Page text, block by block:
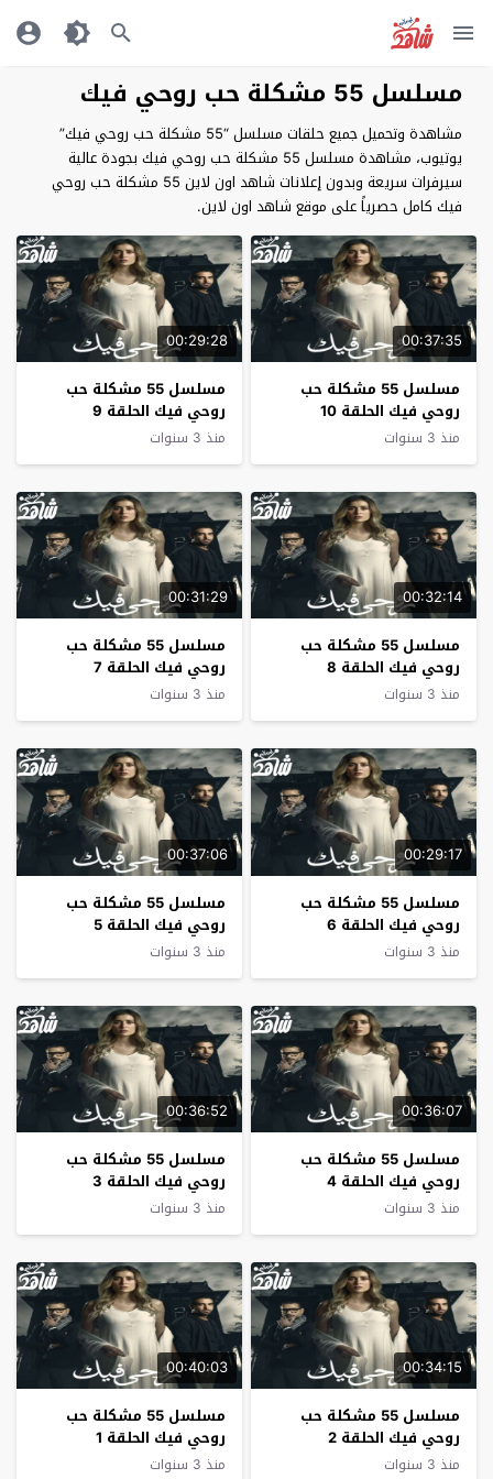
مسلسل 55 مشكلة حب روحي فيك
مشاهدة وتحميل جميع حلقات مسلسل “55 مشكلة حب روحي فيك”
يوتيوب، مشاهدة مسلسل 55 مشكلة حب روحي فيك بجودة عالية
سيرفرات سريعة وبدون إعلانات شاهد اون لاين 55 مشكلة حب روحي
فيك كامل حصرياً على موقع شاهد اون لاين.
00:37:35
مسلسل 55 مشكلة حب
روحي فيك الحلقة 10
والاخيرة
منذ 3 سنوات
00:29:28
مسلسل 55 مشكلة حب
روحي فيك الحلقة 9
منذ 3 سنوات
00:32:14
مسلسل 55 مشكلة حب
روحي فيك الحلقة 8
منذ 3 سنوات
00:31:29
مسلسل 55 مشكلة حب
روحي فيك الحلقة 7
منذ 3 سنوات
00:29:17
مسلسل 55 مشكلة حب
روحي فيك الحلقة 6
منذ 3 سنوات
00:37:06
مسلسل 55 مشكلة حب
روحي فيك الحلقة 5
منذ 3 سنوات
00:36:07
مسلسل 55 مشكلة حب
روحي فيك الحلقة 4
منذ 3 سنوات
00:36:52
مسلسل 55 مشكلة حب
روحي فيك الحلقة 3
منذ 3 سنوات
00:34:15
مسلسل 55 مشكلة حب
روحي فيك الحلقة 2
منذ 3 سنوات
00:40:03
مسلسل 55 مشكلة حب
روحي فيك الحلقة 1
منذ 3 سنوات